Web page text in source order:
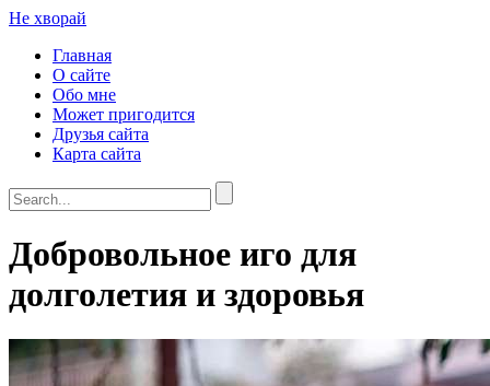
Не хворай
Главная
О сайте
Обо мне
Может пригодится
Друзья сайта
Карта сайта
Добровольное иго для
долголетия и здоровья